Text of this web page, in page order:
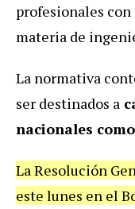
profesionales con
materia de
La normativa
ser destinados a
nacionales
La Resolución
este lunes en el